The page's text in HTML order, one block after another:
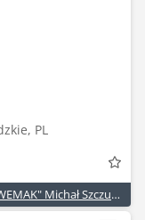
PL
Zakład Produkcyjno-Handlowo-Usługowy "AWEMAK" Michał Szczuraszek